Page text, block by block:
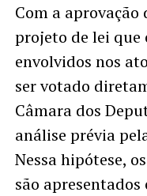
Com a aprovação
projeto de lei que
envolvidos nos
ser votado
Câmara dos
análise prévia
Nessa hipótese,
são